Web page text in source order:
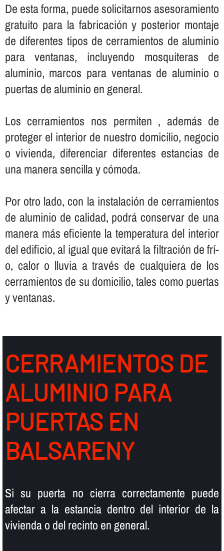
De esta forma, puede solicitarnos asesoramiento
gratuito para la fabricación y posterior montaje
de diferentes tipos de cerramientos de aluminio
para ventanas, incluyendo mosquiteras de
aluminio, marcos para ventanas de aluminio o
puertas de aluminio en general.
Los cerramientos nos permiten , además de
proteger el interior de nuestro domicilio, negocio
o vivienda, diferenciar diferentes estancias de
una manera sencilla y cómoda.
Por otro lado, con la instalación de cerramientos
de aluminio de calidad, podrá conservar de una
manera más eficiente la temperatura del interior
del edificio, al igual que evitará la filtración de frí­
o, calor o lluvia a través de cualquiera de los
cerramientos de su domicilio, tales como puertas
y ventanas.
CERRAMIENTOS DE
ALUMINIO PARA
PUERTAS EN
BALSARENY
Si su puerta no cierra correctamente puede
afectar a la estancia dentro del interior de la
vivienda o del recinto en general.